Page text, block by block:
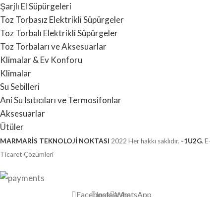
Şarjlı El Süpürgeleri
Toz Torbasız Elektrikli Süpürgeler
Toz Torbalı Elektrikli Süpürgeler
Toz Torbaları ve Aksesuarlar
Klimalar & Ev Konforu
Klimalar
Su Sebilleri
Ani Su Isıtıcıları ve Termosifonlar
Aksesuarlar
Ütüler
MARMARİS TEKNOLOJİ NOKTASI 2022 Her hakkı saklıdır. -1U2G. E-
Ticaret Çözümleri
FacebookInstagramWhatsApp